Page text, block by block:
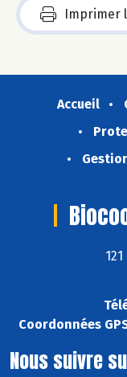
Imprimer
Accueil
Coordonnées
Nous suivre